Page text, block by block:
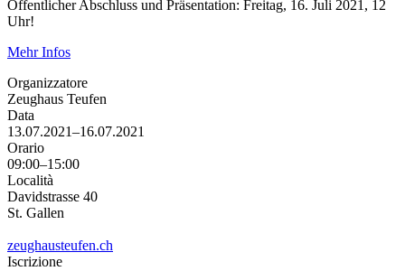
Öffentlicher Abschluss und Präsentation: Freitag, 16. Juli 2021, 12
Uhr!
Mehr Infos
Organizzatore
Zeughaus Teufen
Data
13.07.2021–16.07.2021
Orario
09:00–15:00
Località
Davidstrasse 40
St. Gallen
zeughausteufen.ch
Iscrizione